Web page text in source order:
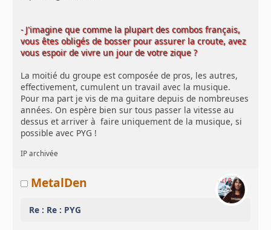
- J'imagine que comme la plupart des combos français,
vous êtes obligés de bosser pour assurer la croute, avez
vous espoir de vivre un jour de votre zique ?
La moitié du groupe est composée de pros, les autres,
effectivement, cumulent un travail avec la musique.
Pour ma part je vis de ma guitare depuis de nombreuses
années. On espère bien sur tous passer la vitesse au
dessus et arriver à faire uniquement de la musique, si
possible avec PYG !
IP archivée
MetalDen
Re : Re : PYG